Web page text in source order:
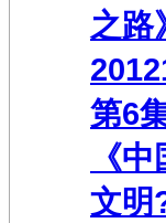
之路
第6
《中
文明